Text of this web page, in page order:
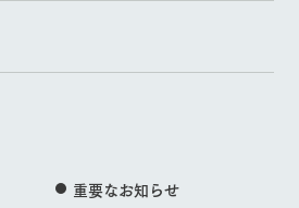
重要なお知らせ